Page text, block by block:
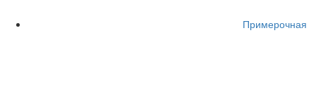
Примерочная